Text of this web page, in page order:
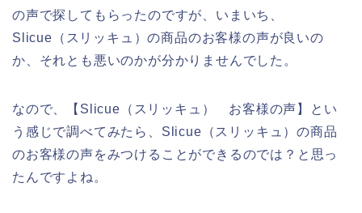
の声で探してもらったのですが、いまいち、
Slicue（スリッキュ）の商品のお客様の声が良いの
か、それとも悪いのかが分かりませんでした。
なので、【Slicue（スリッキュ） お客様の声】とい
う感じで調べてみたら、Slicue（スリッキュ）の商品
のお客様の声をみつけることができるのでは？と思っ
たんですよね。